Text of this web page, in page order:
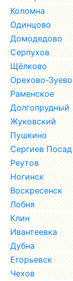
Коломна
Одинцово
Домодедово
Серпухов
Щёлково
Орехово-Зуево
Раменское
Долгопрудный
Жуковский
Пушкино
Сергиев Посад
Реутов
Ногинск
Воскресенск
Лобня
Клин
Ивантеевка
Дубна
Егорьевск
Чехов